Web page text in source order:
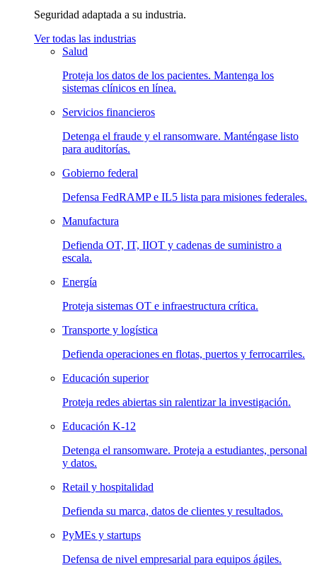
Seguridad adaptada a su industria.
Ver todas las industrias
Salud
Proteja los datos de los pacientes. Mantenga los
sistemas clínicos en línea.
Servicios financieros
Detenga el fraude y el ransomware. Manténgase listo
para auditorías.
Gobierno federal
Defensa FedRAMP e IL5 lista para misiones federales.
Manufactura
Defienda OT, IT, IIOT y cadenas de suministro a
escala.
Energía
Proteja sistemas OT e infraestructura crítica.
Transporte y logística
Defienda operaciones en flotas, puertos y ferrocarriles.
Educación superior
Proteja redes abiertas sin ralentizar la investigación.
Educación K-12
Detenga el ransomware. Proteja a estudiantes, personal
y datos.
Retail y hospitalidad
Defienda su marca, datos de clientes y resultados.
PyMEs y startups
Defensa de nivel empresarial para equipos ágiles.